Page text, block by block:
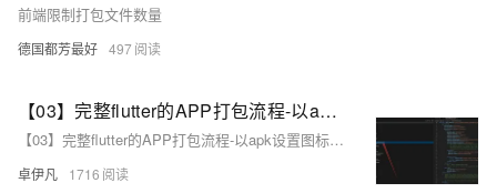
前端限制打包文件数量
德国都芳最好 497
【03】完整flutter的APP打包流程-以apk设置图标-包名-签名-APP名-打包流程为例—-开发完整的社交APP-前端客户端开发+数据联调|以优雅草商业项目为例做开发-flutter开发-全流程-商业应用级实战开发-优雅草央千澈 章节内容【03】
【03】完整flutter的APP打包流程-以apk设置图标-包名-签名-APP名-打包流程为例—-开发完整的社交APP-前端客户端开发+数据联调|以优雅草商业项目为例做开发-flutter开发-全流程-商业应用级实战开发-优雅草央千澈 章节内容【03】
卓伊凡 1716